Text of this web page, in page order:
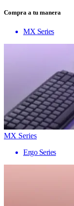
Compra a tu manera
MX Series
MX Series
Ergo Series